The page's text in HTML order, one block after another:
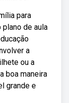
para
de aula
a
ou a
boa maneira
grande e